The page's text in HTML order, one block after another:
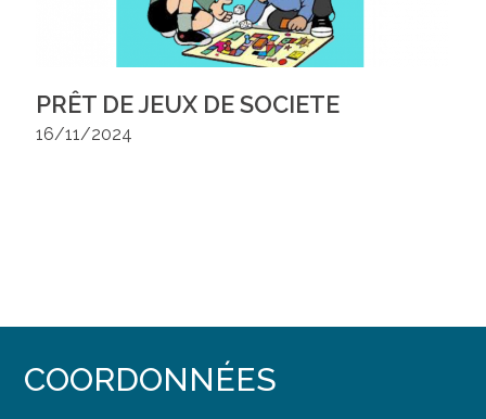
PRÊT DE JEUX DE SOCIETE
16/11/2024
COORDONNÉES